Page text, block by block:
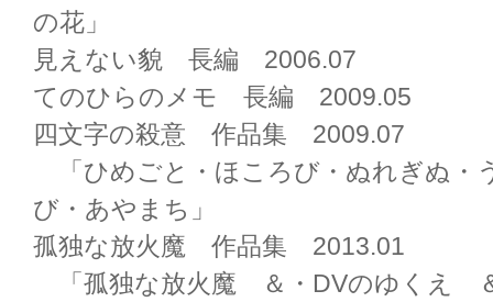
の花」
見えない貌 長編 2006.07
てのひらのメモ 長編 2009.05
四文字の殺意 作品集 2009.07
「ひめごと・ほころび・ぬれぎぬ・
び・あやまち」
孤独な放火魔 作品集 2013.01
「孤独な放火魔 ＆・DVのゆくえ